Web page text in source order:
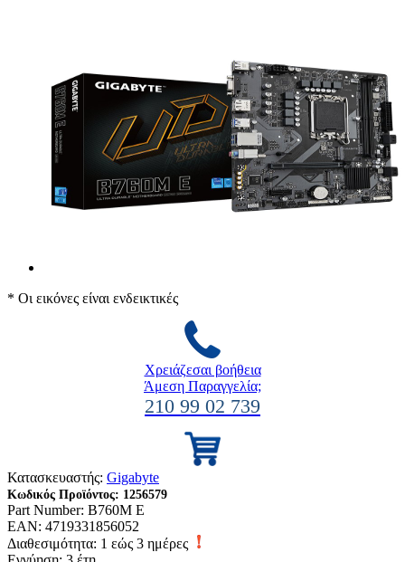
* Οι εικόνες είναι ενδεικτικές
Χρειάζεσαι βοήθεια
Άμεση Παραγγελία;
210 99 02 739
Κατασκευαστής: Gigabyte
Κωδικός Προϊόντος: 1256579
Part Number: B760M E
EAN: 4719331856052
Διαθεσιμότητα: 1 εώς 3 ημέρες